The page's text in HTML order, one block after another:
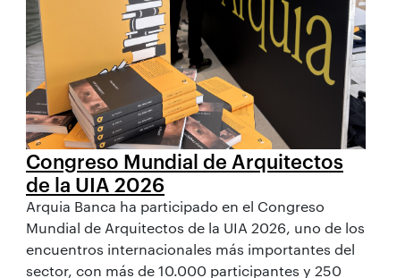
Congreso Mundial de Arquitectos
de la UIA 2026
Arquia Banca ha participado en el Congreso
Mundial de Arquitectos de la UIA 2026, uno de los
encuentros internacionales más importantes del
sector, con más de 10.000 participantes y 250